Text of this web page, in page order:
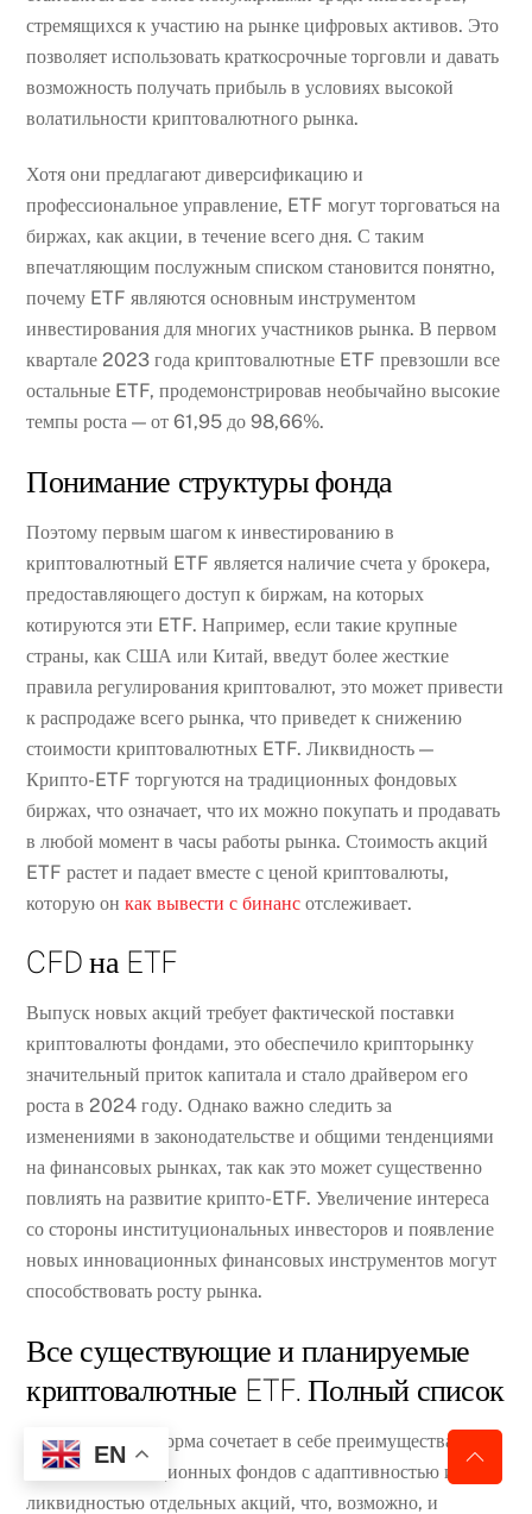
стремящихся к участию на рынке цифровых активов. Это
позволяет использовать краткосрочные торговли и давать
возможность получать прибыль в условиях высокой
волатильности криптовалютного рынка.
Хотя они предлагают диверсификацию и
профессиональное управление, ETF могут торговаться на
биржах, как акции, в течение всего дня. С таким
впечатляющим послужным списком становится понятно,
почему ETF являются основным инструментом
инвестирования для многих участников рынка. В первом
квартале 2023 года криптовалютные ETF превзошли все
остальные ETF, продемонстрировав необычайно высокие
темпы роста — от 61,95 до 98,66%.
Понимание структуры фонда
Поэтому первым шагом к инвестированию в
криптовалютный ETF является наличие счета у брокера,
предоставляющего доступ к биржам, на которых
котируются эти ETF. Например, если такие крупные
страны, как США или Китай, введут более жесткие
правила регулирования криптовалют, это может привести
к распродаже всего рынка, что приведет к снижению
стоимости криптовалютных ETF. Ликвидность —
Крипто-ETF торгуются на традиционных фондовых
биржах, что означает, что их можно покупать и продавать
в любой момент в часы работы рынка. Стоимость акций
ETF растет и падает вместе с ценой криптовалюты,
которую онкак вывести с бинанс отслеживает.
CFD на ETF
Выпуск новых акций требует фактической поставки
криптовалюты фондами, это обеспечило крипторынку
значительный приток капитала и стало драйвером его
роста в 2024 году. Однако важно следить за
изменениями в законодательстве и общими тенденциями
на финансовых рынках, так как это может существенно
повлиять на развитие крипто-ETF. Увеличение интереса
со стороны институциональных инвесторов и появление
новых инновационных финансовых инструментов могут
способствовать росту рынка.
Все существующие и планируемые
криптовалютные ETF. Полный список
Их уникальная форма сочетает в себе преимущества
паевых инвестиционных фондов с адаптивностью и
ликвидностью отдельных акций, что, возможно, и
EN